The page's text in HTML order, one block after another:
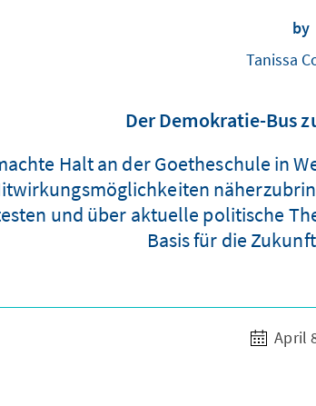
by
Tanissa
Der Demokratie-Bus
Halt an der Goetheschule in
und über aktuelle politische
Basis für die
April